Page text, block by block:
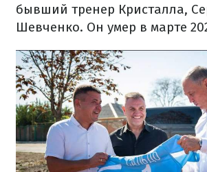
бывший тренер Кристалла,
Шевченко. Он умер в марте